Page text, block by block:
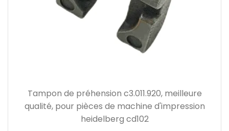
Tampon de préhension c3.011.920, meilleure
qualité, pour pièces de machine d'impression
heidelberg cd102